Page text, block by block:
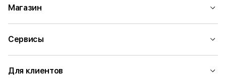
Магазин
Сервисы
Для клиентов